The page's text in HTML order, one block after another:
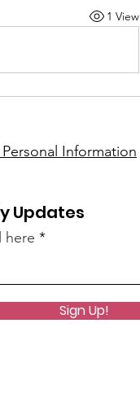
1 View
Updates
here
Sign Up!
Information